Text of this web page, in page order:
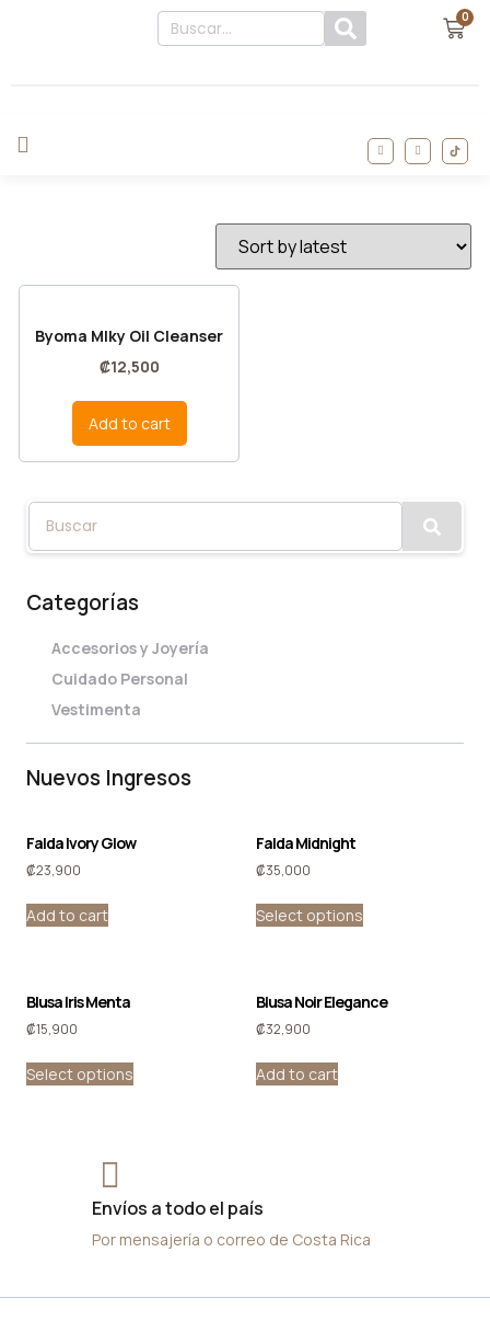
0
Categorías
Accesorios y Joyería
Cuidado Personal
Vestimenta
Nuevos Ingresos
Falda Ivory Glow
₡23,900
Add to cart
Falda Midnight
₡35,000
Select options
Blusa Iris Menta
₡15,900
Select options
Blusa Noir Elegance
₡32,900
Add to cart
Byoma Mlky Oil Cleanser
₡12,500
Add to cart
Envíos a todo el país
Por mensajería o correo de Costa Rica